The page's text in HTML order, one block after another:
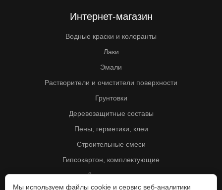
Интернет-магазин
Водные краски и колоранты
Лаки
Эмали
Растворители и очистители поверхности
Грунтовки
Деревозащитные составы
Пены, герметики, клеи
Строительные смеси
Гипсокартон, комплектующие
Другие товары
Мы используем файлы cookie и сервис веб-аналитики